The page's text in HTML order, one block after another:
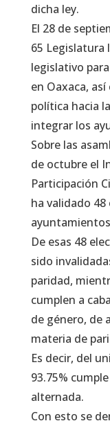
dicha ley.
El 28 de
65 Legislatura
legislativo
en Oaxaca,
política hacia
integrar los
Sobre las
de octubre el
Participación
ha validado
De esas 48
sido
paridad,
cumplen a
de género, de
materia de
Es decir, del
93.75%
alternada.
Con esto se